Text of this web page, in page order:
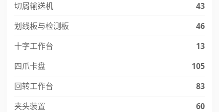
切屑输送机
43
划线板与检测板
46
十字工作台
13
四爪卡盘
105
回转工作台
83
夹头装置
60